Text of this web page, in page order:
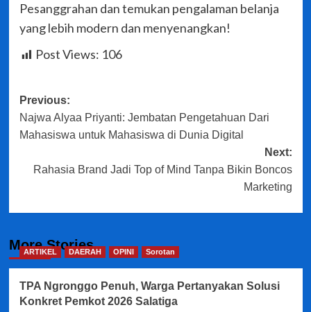
Pesanggrahan dan temukan pengalaman belanja
yang lebih modern dan menyenangkan!
Post Views: 106
Post
navigation
Previous:
Najwa Alyaa Priyanti: Jembatan Pengetahuan Dari
Mahasiswa untuk Mahasiswa di Dunia Digital
Next:
Rahasia Brand Jadi Top of Mind Tanpa Bikin Boncos
Marketing
More Stories
ARTIKEL DAERAH OPINI Sorotan
TPA Ngronggo Penuh, Warga Pertanyakan Solusi
Konkret Pemkot 2026 Salatiga